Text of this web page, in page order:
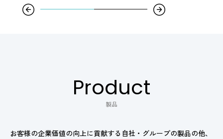
Product
製品
お客様の企業価値の向上に貢献する自社・グループの製品の他、